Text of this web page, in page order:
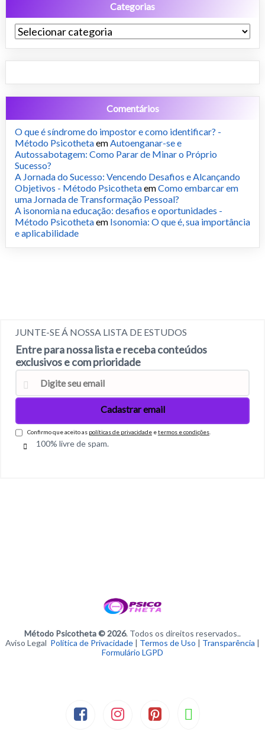
Categorias
Categorias
Comentários
O que é síndrome do impostor e como identificar? -
Método PsicothetaemAutoenganar-se e
Autossabotagem: Como Parar de Minar o Próprio
Sucesso?
A Jornada do Sucesso: Vencendo Desafios e Alcançando
Objetivos - Método PsicothetaemComo embarcar em
uma Jornada de Transformação Pessoal?
A isonomia na educação: desafios e oportunidades -
Método Psicothetaem Isonomia: O que é, sua importância
e aplicabilidade
JUNTE-SE Á NOSSA LISTA DE ESTUDOS
Entre para nossa lista e receba conteúdos
exclusivos e com prioridade
Confirmo que aceito as políticas de privacidadeetermos e condições.
100% livre de spam.
Método Psicotheta © 2026. Todos os direitos reservados..
Aviso Legal Política de Privacidade | Termos de Uso | Transparência |
Formulário LGPD